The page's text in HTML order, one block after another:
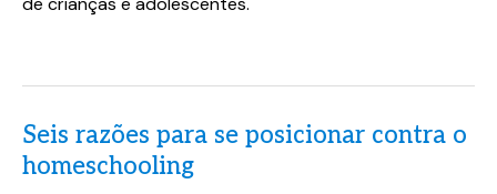
Seis razões para se posicionar contra o
homeschooling